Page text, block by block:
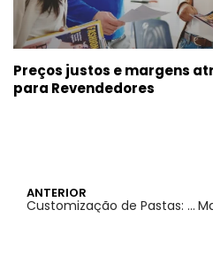
Preços justos e margens
para Revendedores
ANTERIOR
Customização de Pastas: Diferenciação no Mercado Corporativo